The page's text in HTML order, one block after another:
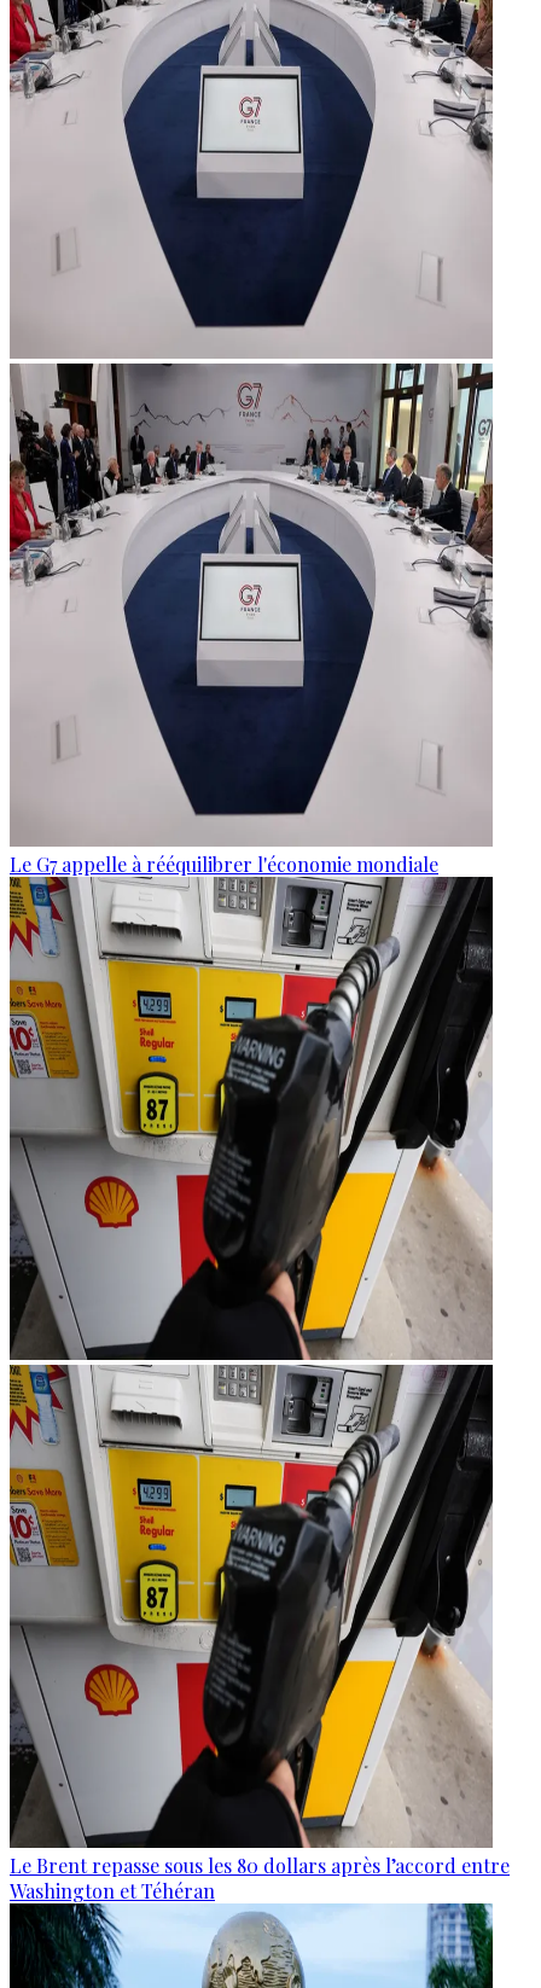
Le G7 appelle à rééquilibrer l'économie mondiale
Le Brent repasse sous les 80 dollars après l’accord entre
Washington et Téhéran